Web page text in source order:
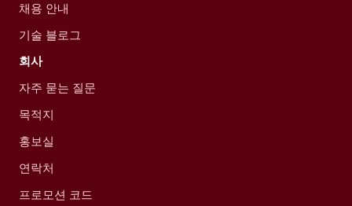
채용 안내
기술 블로그
회사
자주 묻는 질문
목적지
홍보실
연락처
프로모션 코드